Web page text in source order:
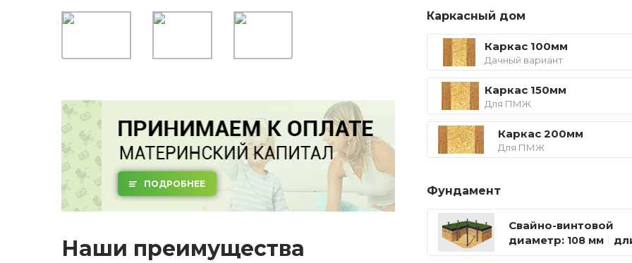
ПОДРОБНЕЕ
Наши преимущества
Каркасный дом
Каркас 100мм
Дачный вариант
Каркас 150мм
Для ПМЖ
Каркас 200мм
Для ПМЖ
Фундамент
Свайно-винтовой
диаметр: 108 мм